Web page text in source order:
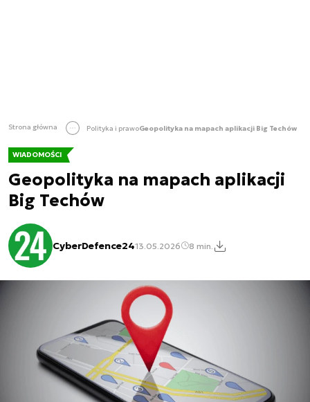
Strona główna Polityka i prawoGeopolityka na mapach aplikacji Big Techów
WIADOMOŚCI
Geopolityka na mapach aplikacji
Big Techów
CyberDefence2413.05.2026 8 min.